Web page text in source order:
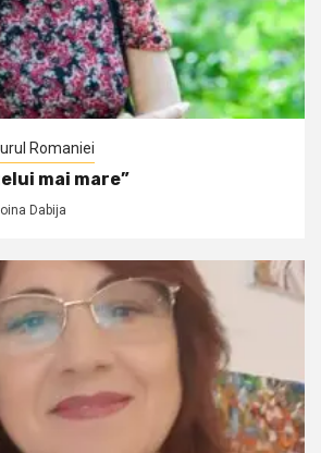
Romaniei
mai mare”
Dabija